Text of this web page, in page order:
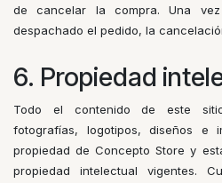
de cancelar la compra. Una
despachado el pedido, la
6. Propiedad
Todo el contenido de este
fotografías, logotipos, diseños e
propiedad de Concepto Store y
propiedad intelectual vigentes.